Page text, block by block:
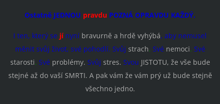
Ostatně JEDNOU pravdu POZNÁ OPRAVDU KAŽDÝ.
I ten, který se jí nyní bravurně a hrdě vyhýbá, aby nemusel
měnit svůj život, své pohodlí. Svůj strach. Své nemoci. Své
starosti. Své problémy. Svůj stres. Svou JISTOTU, že vše bude
stejné až do vaší SMRTI. A pak vám že vám prý už bude stejně
všechno jedno.